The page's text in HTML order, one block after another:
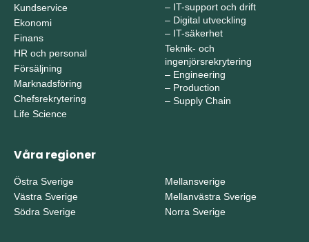
Kundservice
Ekonomi
Finans
HR och personal
Försäljning
Marknadsföring
Chefsrekrytering
Life Science
– IT-support och drift
– Digital utveckling
– IT-säkerhet
Teknik- och
ingenjörsrekrytering
– Engineering
– Production
– Supply Chain
Våra regioner
Östra Sverige
Västra Sverige
Södra Sverige
Mellansverige
Mellanvästra Sverige
Norra Sverige